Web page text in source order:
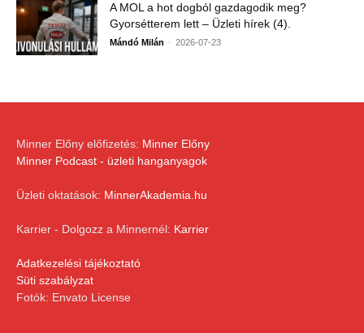
A MOL a hot dogból gazdagodik meg?
Gyorsétterem lett – Üzleti hírek (4).
Mándó Milán - 2026-07-23
Minner Előny előfizetés: Minner Előny
Minner Podcast - üzleti hanganyagok
Üzleti oktatások: MinnerAkademia.hu
Karrier - Dolgozz a Minnernél: Karrier
Adatkezelési tájékoztató
Süti szabályzat
Fotók: Envato License